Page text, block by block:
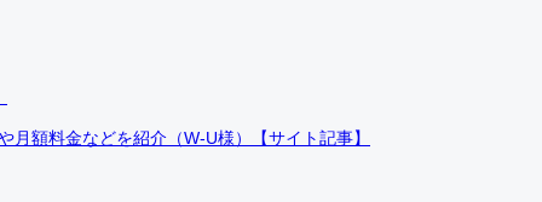
額料金などを紹介（W-U様）【サイト記事】